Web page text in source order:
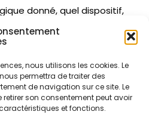
nous utilisons les cookies. Le
permettra de traiter des
de navigation sur ce site. Le
son consentement peut avoir
et fonctions.
donné, quel dispositif,
concept créatif mettre
de la rétention de savoirs
en psychologie et
étudient les
la motivation chez
facteurs qui